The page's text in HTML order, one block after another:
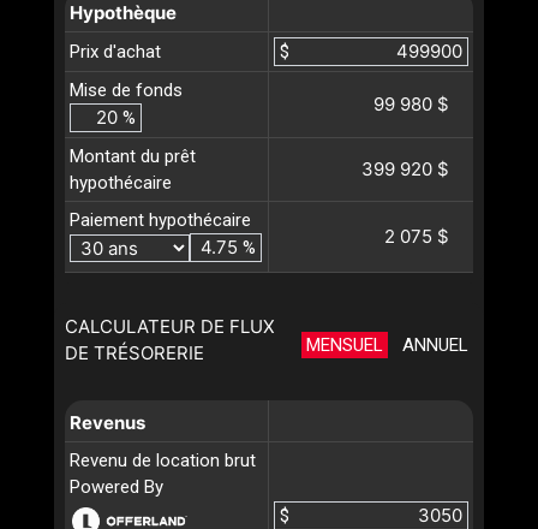
Hypothèque
Prix d'achat
$
Mise de fonds
%
99 980 $
Montant du prêt
hypothécaire
399 920 $
Paiement hypothécaire
%
2 075 $
CALCULATEUR DE FLUX
DE TRÉSORERIE
MENSUEL ANNUEL
Revenus
Revenu de location brut
Powered By
$